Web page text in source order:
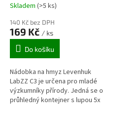
Skladem (>5 ks)
140 Kč bez DPH
169 Kč / ks
Do košíku
Nádobka na hmyz Levenhuk
LabZZ C3 je určena pro mladé
výzkumníky přírody. Jedná se o
průhledný kontejner s lupou 5x